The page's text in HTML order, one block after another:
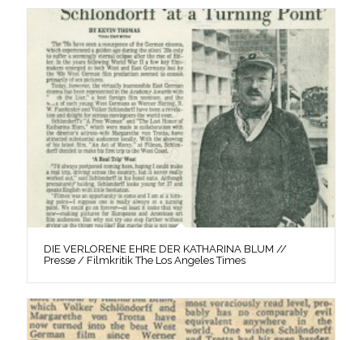
DIE VERLORENE EHRE DER KATHARINA BLUM //
Presse / Filmkritik The Los Angeles Times